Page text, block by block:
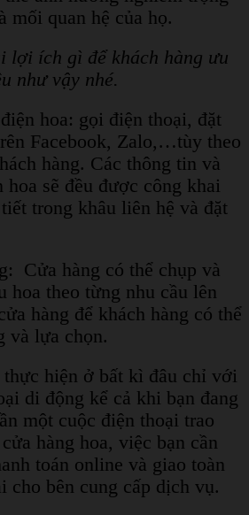
mối quan hệ của họ.
lợi ích gì để khách hàng ưu
như vậy nhé.
hoa: gọi điện thoại, đặt
Facebook, Zalo,…tùy theo
hàng. Các thông tin và
hoa sẽ đều được công khai
trong khâu liên hệ và đặt
Cửa hàng có thể chụp và
hoa theo từng nhu cầu lên
hàng để khách hàng có thể
và lựa chọn.
hiện ở bất kì đâu chỉ với
di động kể cả khi bạn đang
một cuộc điện thoại trao
hàng hoa, việc bạn cần
toán online và giao toàn
cho bên cung cấp dịch vụ.